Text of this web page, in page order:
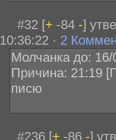
#32 [+ -84 -]
10:36:22 · 2
Молчанка до:
Причина: 21:19
писю
#236 [+ -86 -]